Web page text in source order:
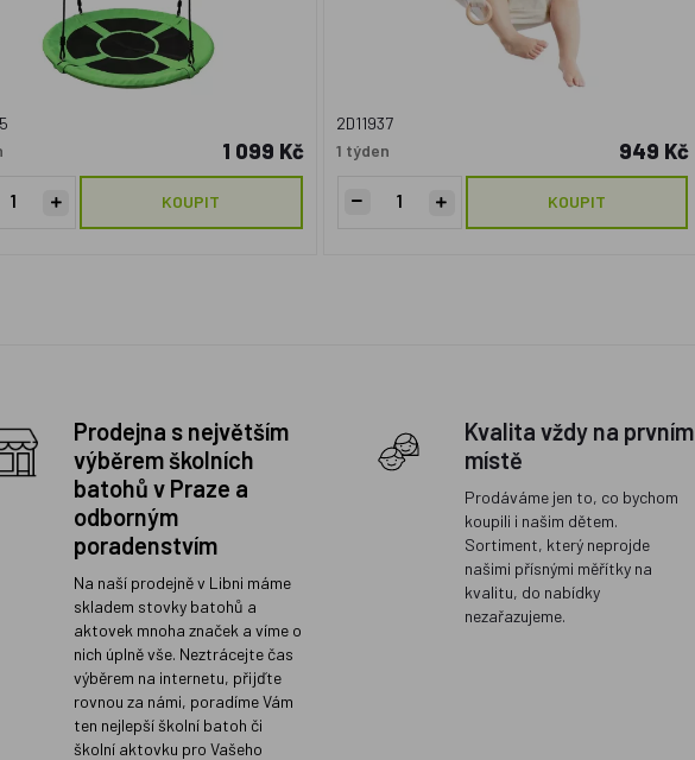
1 099 Kč
KOUPIT
2D11937
1 týden
949 Kč
KOUPIT
Prodejna s největším
výběrem školních
batohů v Praze a
odborným
poradenstvím
Na naší prodejně v Libni máme
skladem stovky batohů a
aktovek mnoha značek a víme o
nich úplně vše. Neztrácejte čas
výběrem na internetu, přijďte
rovnou za námi, poradíme Vám
ten nejlepší školní batoh či
školní aktovku pro Vašeho
Kvalita vždy na prvním
místě
Prodáváme jen to, co bychom
koupili i našim dětem.
Sortiment, který neprojde
našimi přísnými měřítky na
kvalitu, do nabídky
nezařazujeme.